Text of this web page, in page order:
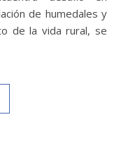
de humedales y
de la vida rural, se